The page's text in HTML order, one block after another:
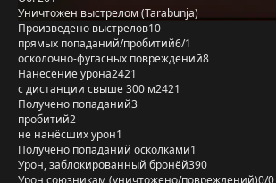
Уничтожен выстрелом (Tarabunja)
Произведено выстрелов10
прямых попаданий/пробитий6/1
осколочно-фугасных повреждений8
Нанесение урона2421
с дистанции свыше 300 м2421
Получено попаданий3
пробитий2
не нанёсших урон1
Получено попаданий осколками1
Урон, заблокированный бронёй390
Урон союзникам (уничтожено/повреждений)0/0